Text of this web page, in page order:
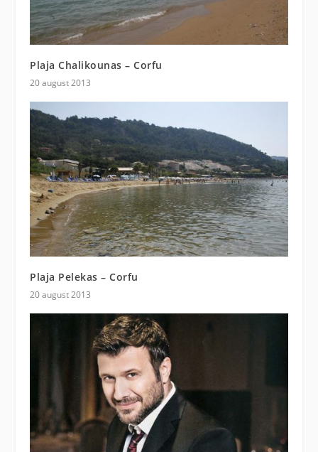
Plaja Chalikounas – Corfu
20 august 2013
Plaja Pelekas – Corfu
20 august 2013